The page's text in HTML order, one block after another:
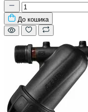
До кошика